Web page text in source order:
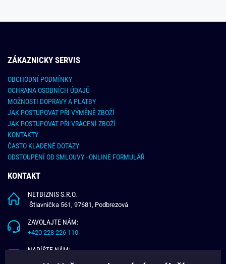
ZÁKAZNICKY SERVIS
OBCHODNÍ PODMÍNKY
OCHRANA OSOBNÍCH ÚDAJŮ
MOŽNOSTI DOPRAVY A PLATBY
JAK POSTUPOVAT PŘI VÝMĚNĚ ZBOŽÍ
JAK POSTUPOVAT PŘI VRÁCENÍ ZBOŽÍ
KONTAKTY
ČASTO KLADENÉ DOTAZY
ODSTOUPENÍ OD SMLOUVY - ONLINE FORMULÁŘ
KONTAKT
NETBIZNIS S.R.O.
Štiavnička 561, 97681, Podbrezová
ZAVOLAJTE NÁM:
+420 228 226 110
NAPÍŠTE NÁM: